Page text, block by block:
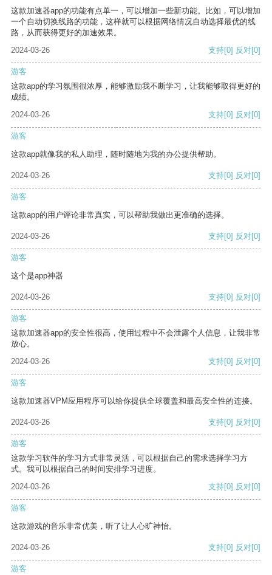
这款加速器app的功能有点单一，可以增加一些新功能。比如，可以增加
一个自动切换线路的功能，这样就可以根据网络情况自动选择最优的线
路，从而获得更好的加速效果。
2024-03-26
支持[0] 反对[0]
游客
这款app的学习氛围很浓厚，能够激励我不断学习，让我能够取得更好的
成绩。
2024-03-26
支持[0] 反对[0]
游客
这款app就像我的私人助理，随时随地为我的办公提供帮助。
2024-03-26 支持[0] 反对[0]
游客
这款app的用户评论非常真实，可以帮助我做出更准确的选择。
2024-03-26 支持[0] 反对[0]
游客
这个是app神器
2024-03-26 支持[0] 反对[0]
游客
这款加速器app的安全性很高，使用过程中不会泄露个人信息，让我非常
放心。
2024-03-26
支持[0] 反对[0]
游客
这款加速器VPM应用程序可以给你提供全球覆盖和最高安全性的连接。
2024-03-26 支持[0] 反对[0]
游客
这款学习软件的学习方式非常灵活，可以根据自己的需求选择学习方
式。我可以根据自己的时间安排学习进度。
2024-03-26
支持[0] 反对[0]
游客
这款游戏的音乐非常优美，听了让人心旷神怡。
2024-03-26 支持[0] 反对[0]
游客